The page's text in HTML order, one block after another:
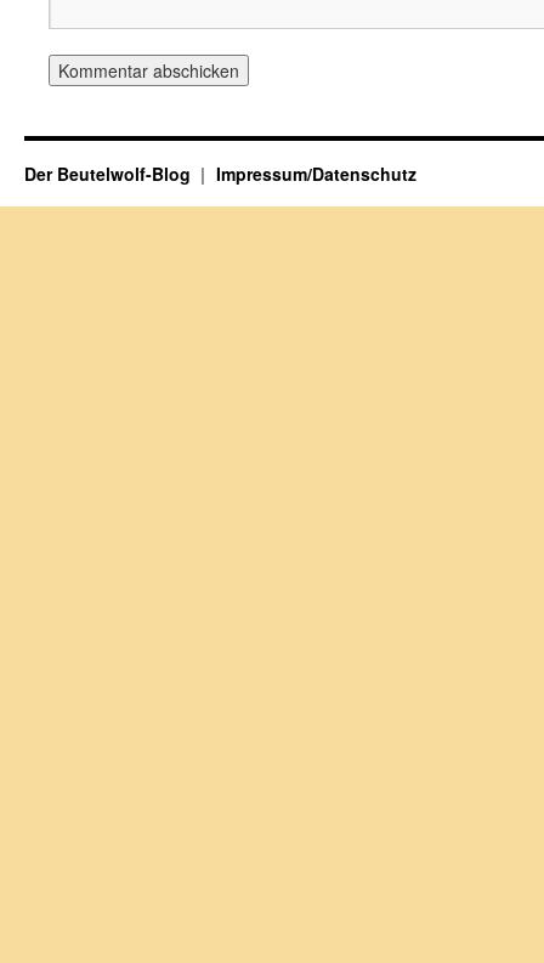
Der Beutelwolf-Blog Impressum/Datenschutz